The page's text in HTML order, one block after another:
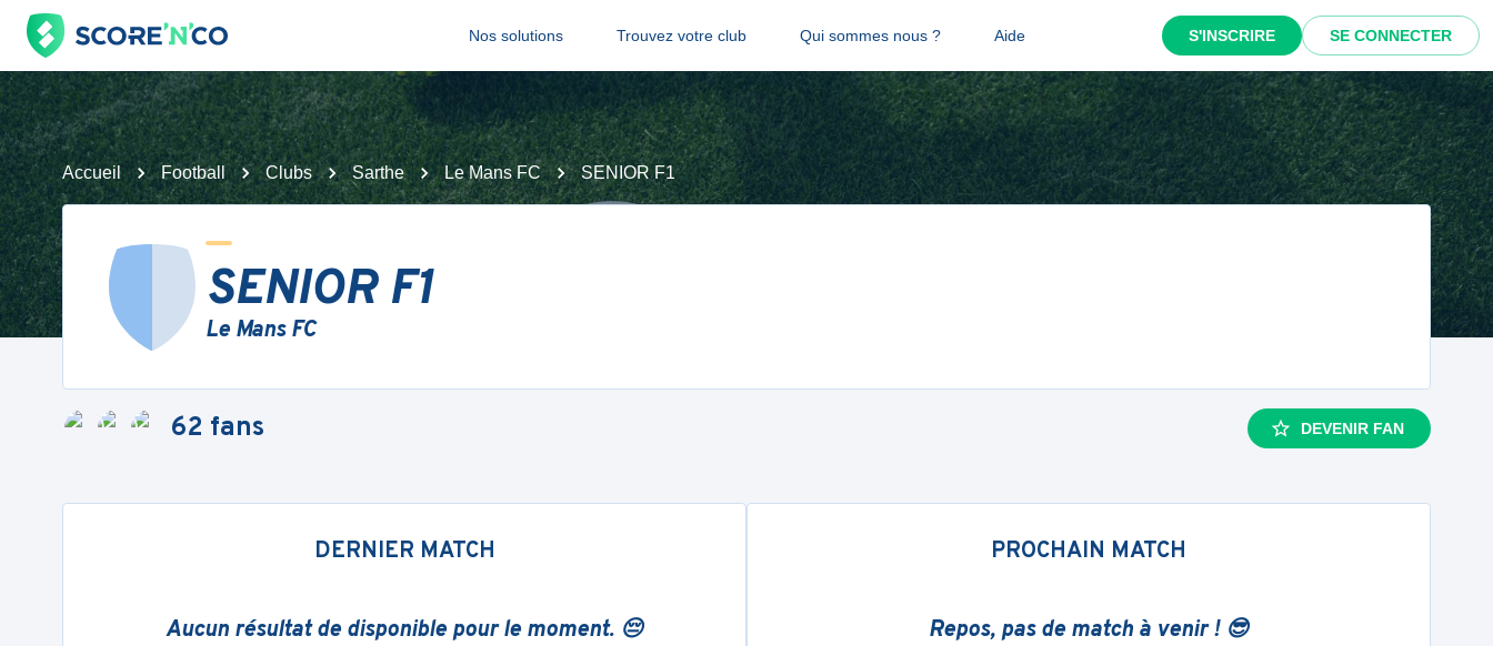
Nos solutions Trouvez votre club Qui sommes nous ? Aide S'INSCRIRE SE CONNECTER
Accueil Football Clubs Sarthe Le Mans FC SENIOR F1
SENIOR F1
Le Mans FC
62 fans DEVENIR FAN
DERNIER MATCH
Aucun résultat de disponible pour le moment. 😔
PROCHAIN MATCH
Repos, pas de match à venir ! 😎